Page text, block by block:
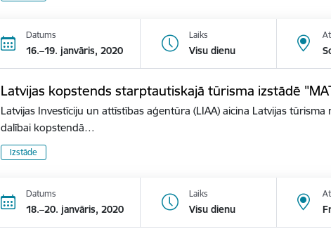
Datums
16.–19. janvāris, 2020
Laiks
Visu dienu
Latvijas kopstends starptautiskajā tūrisma izstādē
Latvijas Investīciju un attīstības aģentūra (LIAA) aicina Latvijas
dalībai kopstendā…
Izstāde
Datums
18.–20. janvāris, 2020
Laiks
Visu dienu